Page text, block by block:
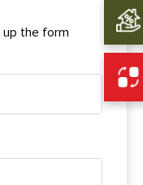
up the form